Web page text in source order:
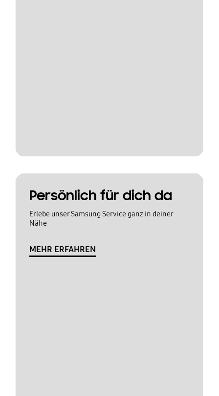
Persönlich für dich da
Erlebe unser Samsung Service ganz in deiner
Nähe
MEHR ERFAHREN